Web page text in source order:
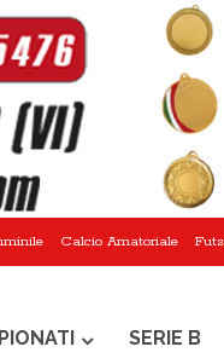
Calcio Amatoriale
SERIE B